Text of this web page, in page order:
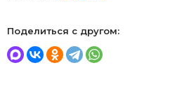
Поделиться с другом: